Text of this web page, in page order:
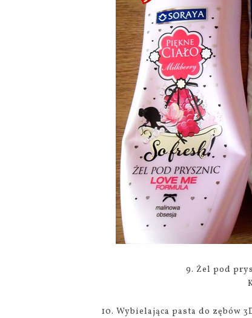
9. Żel pod
10. Wybielająca pasta do zębów